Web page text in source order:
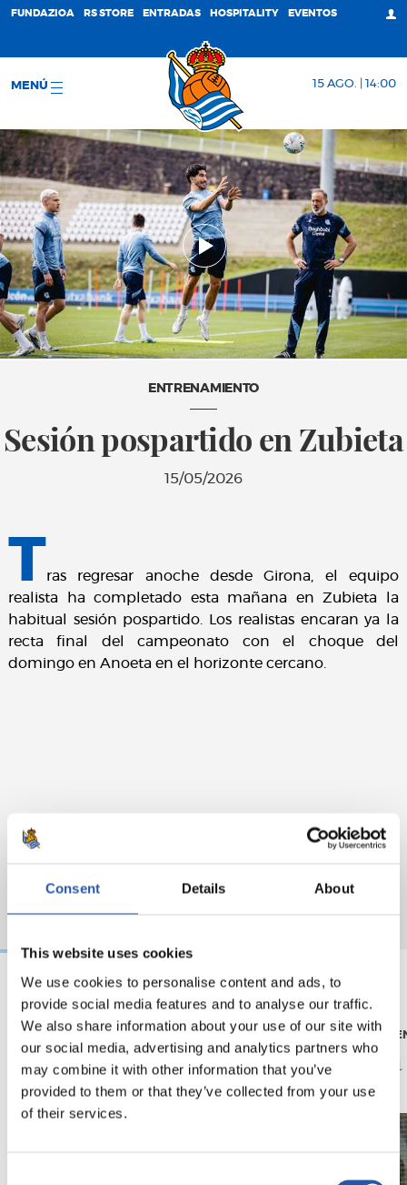
Consent Details About
This website uses cookies
We use cookies to personalise content and ads, to
provide social media features and to analyse our traffic.
We also share information about your use of our site with
our social media, advertising and analytics partners who
may combine it with other information that you’ve
provided to them or that they’ve collected from your use
of their services.
FUNDAZIOA RS STORE ENTRADAS HOSPITALITY EVENTOS
MENÚ 15 AGO. | 14:00
ENTRENAMIENTO
Sesión pospartido en Zubieta
15/05/2026
Tras regresar anoche desde Girona, el equipo
realista ha completado esta mañana en Zubieta la
habitual sesión pospartido. Los realistas encaran ya la
recta final del campeonato con el choque del
domingo en Anoeta en el horizonte cercano.
05/08/2026
Afinando
04/08/2026